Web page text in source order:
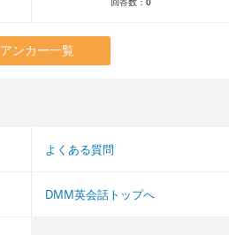
アンカー一覧
よくある質問
DMM英会話トップへ